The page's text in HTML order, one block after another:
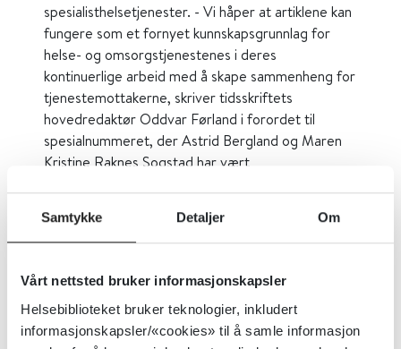
Samtykke Detaljer Om
Vårt nettsted bruker informasjonskapsler
Helsebiblioteket bruker teknologier, inkludert
informasjonskapsler/«cookies» til å samle informasjon
spesialisthelsetjenester. - Vi håper at artiklene kan
fungere som et fornyet kunnskapsgrunnlag for
helse- og omsorgstjenestenes i deres
kontinuerlige arbeid med å skape sammenheng for
tjenestemottakerne, skriver tidsskriftets
hovedredaktør Oddvar Førland i forordet til
spesialnummeret, der Astrid Bergland og Maren
Kristine Raknes Sogstad har vært